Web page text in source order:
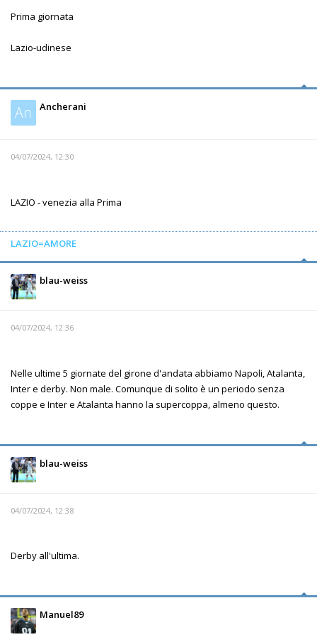
Prima giornata
Lazio-udinese
An Ancherani
04/07/2024, 12:30
LAZIO - venezia alla Prima
LAZIO=AMORE
blau-weiss
04/07/2024, 12:36
Nelle ultime 5 giornate del girone d'andata abbiamo Napoli, Atalanta,
Inter e derby. Non male. Comunque di solito è un periodo senza
coppe e Inter e Atalanta hanno la supercoppa, almeno questo.
blau-weiss
04/07/2024, 12:38
Derby all'ultima.
Manuel89